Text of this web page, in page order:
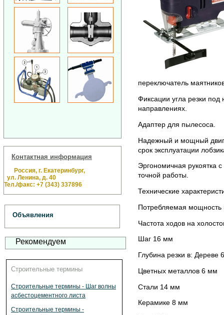
Контактная информация
Россия, г. Екатеринбург,
ул. Ленина, д. 40
Тел./факс: +7 (343) 337896
Объявления
Рекомендуем
Строительные термины
Строительные термины - Шаг волны
асбестоцементного листа
Строительные термины -
переключатель
Фиксации угла резки под
направлениях.
Адаптер для пылесоса.
Надежный и мощный
срок эксплуатации
Эргономичная рукоятка
точной работы.
Технические
Потребляемая мощность
Частота ходов на
Шаг 16 мм
Глубина резки в: Дереве
Цветных металлов 6 мм
Стали 14 мм
Керамике 8 мм